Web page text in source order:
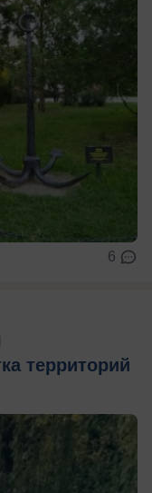
6
территорий